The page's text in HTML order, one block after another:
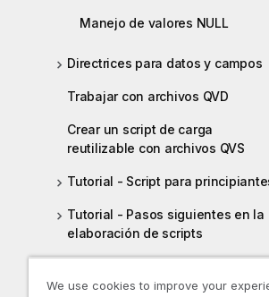
Manejo de valores NULL
Directrices para datos y campos
Trabajar con archivos QVD
Crear un script de carga
reutilizable con archivos QVS
Tutorial - Script para
Tutorial - Pasos siguientes en la
elaboración de scripts
de datos
We use cookies to improve your